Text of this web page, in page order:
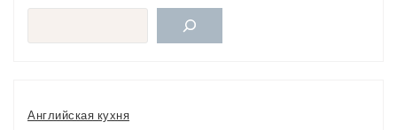
Английская кухня